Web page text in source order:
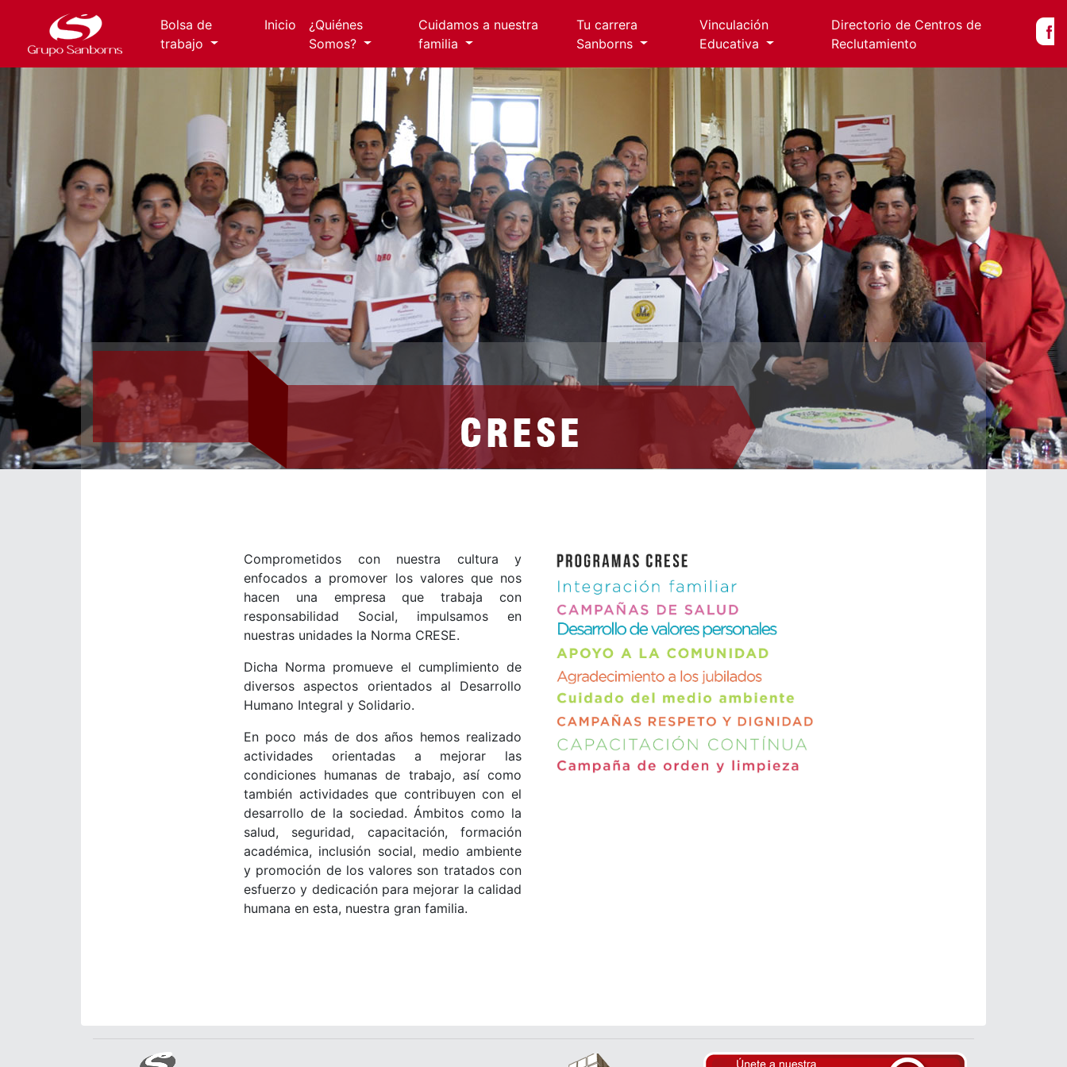
Bolsa de
trabajo
Inicio (current)
¿Quiénes
Somos?
Cuidamos a nuestra
familia
Tu carrera
Sanborns
Vinculación
Educativa
Directorio de Centros de
Reclutamiento
Comprometidos con nuestra cultura y
enfocados a promover los valores que nos
hacen una empresa que trabaja con
responsabilidad Social, impulsamos en
nuestras unidades la Norma CRESE.
Dicha Norma promueve el cumplimiento de
diversos aspectos orientados al Desarrollo
Humano Integral y Solidario.
En poco más de dos años hemos realizado
actividades orientadas a mejorar las
condiciones humanas de trabajo, así como
también actividades que contribuyen con el
desarrollo de la sociedad. Ámbitos como la
salud, seguridad, capacitación, formación
académica, inclusión social, medio ambiente
y promoción de los valores son tratados con
esfuerzo y dedicación para mejorar la calidad
humana en esta, nuestra gran familia.